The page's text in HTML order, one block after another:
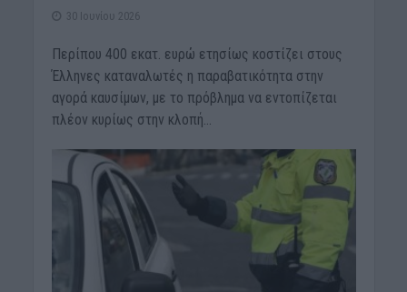
30 Ιουνίου 2026
Περίπου 400 εκατ. ευρώ ετησίως κοστίζει στους
Έλληνες καταναλωτές η παραβατικότητα στην
αγορά καυσίμων, με το πρόβλημα να εντοπίζεται
πλέον κυρίως στην κλοπή...